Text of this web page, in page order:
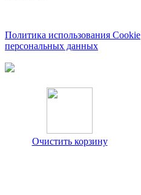
Политика использования Cookie
персональных данных
Очистить корзину